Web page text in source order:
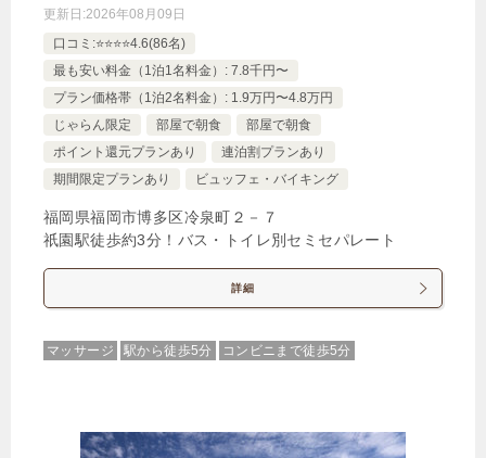
更新日:2026年08月09日
口コミ:⭐️⭐️⭐️⭐️4.6(86名)
最も安い料金（1泊1名料金）: 7.8千円〜
プラン価格帯（1泊2名料金）: 1.9万円〜4.8万円
じゃらん限定
部屋で朝食
部屋で朝食
ポイント還元プランあり
連泊割プランあり
期間限定プランあり
ビュッフェ・バイキング
福岡県福岡市博多区冷泉町２－７
祇園駅徒歩約3分！バス・トイレ別セミセパレート
詳細
マッサージ 駅から徒歩5分 コンビニまで徒歩5分